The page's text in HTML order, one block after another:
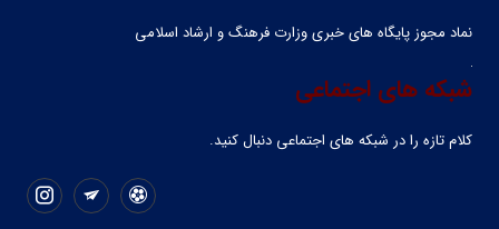
نماد مجوز پایگاه های خبری وزارت فرهنگ و ارشاد اسلامی
شبکه های اجتماعی
کلام تازه را در شبکه ‌های اجتماعی دنبال کنید.